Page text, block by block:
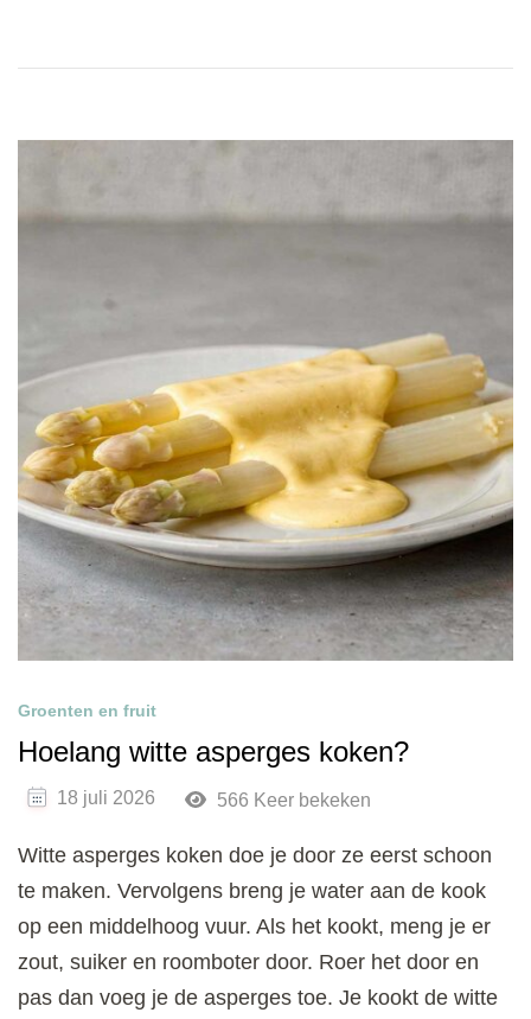
Groenten en fruit
Hoelang witte asperges koken?
18 juli 2026 566 Keer bekeken
Witte asperges koken doe je door ze eerst schoon
te maken. Vervolgens breng je water aan de kook
op een middelhoog vuur. Als het kookt, meng je er
zout, suiker en roomboter door. Roer het door en
pas dan voeg je de asperges toe. Je kookt de witte